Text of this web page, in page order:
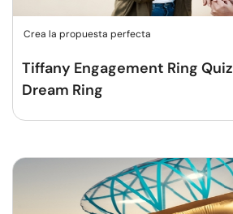
Crea la propuesta perfecta
Tiffany Engagement Ring
Dream Ring